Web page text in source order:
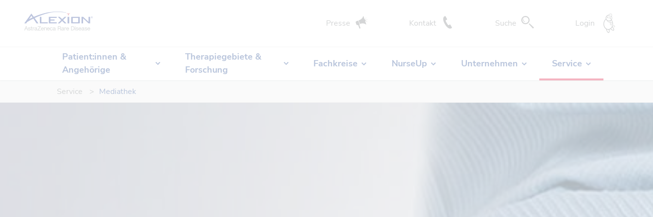
Startseite Presse Kontakt Suche DocCheck-
Login
Patient:innen &
Angehörige
Therapiegebiete &
Forschung
Fachkreise NurseUp Unternehmen Service
Service Mediathek